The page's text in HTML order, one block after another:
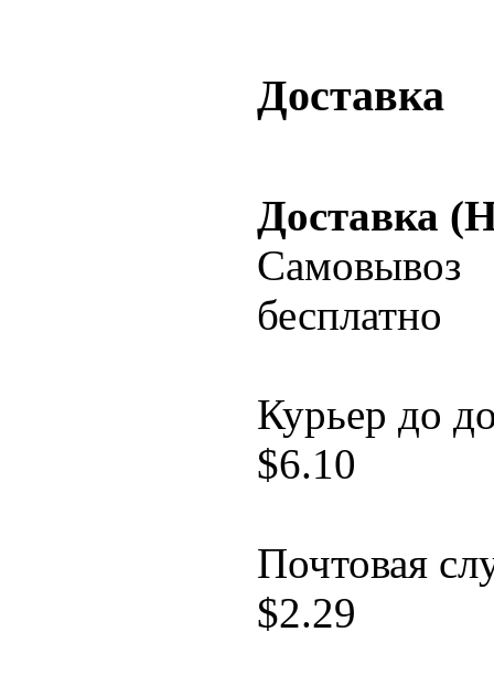
Доставка
Доставка
Самовывоз
бесплатно
Курьер до
$6.10
Почтовая
$2.29